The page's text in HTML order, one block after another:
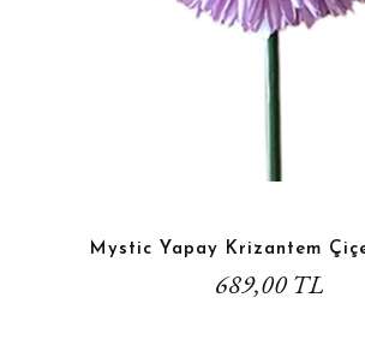
Mystic Yapay Krizantem
689,00 TL